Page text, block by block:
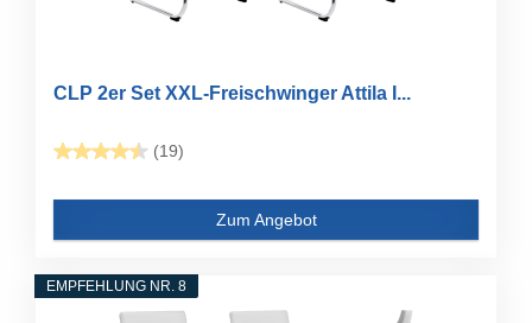
CLP 2er Set XXL-Freischwinger Attila I...
(19)
Zum Angebot
EMPFEHLUNG NR. 8